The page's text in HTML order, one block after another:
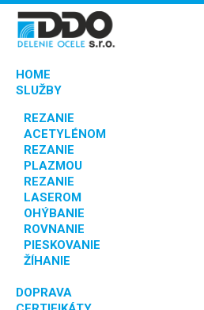
HOME
SLUŽBY
REZANIE
ACETYLÉNOM
REZANIE
PLAZMOU
REZANIE
LASEROM
OHÝBANIE
ROVNANIE
PIESKOVANIE
ŽÍHANIE
DOPRAVA